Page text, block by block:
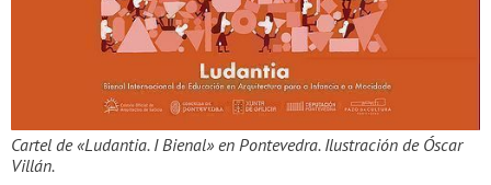
Cartel de «Ludantia. I Bienal» en Pontevedra. Ilustración de Óscar
Villán.